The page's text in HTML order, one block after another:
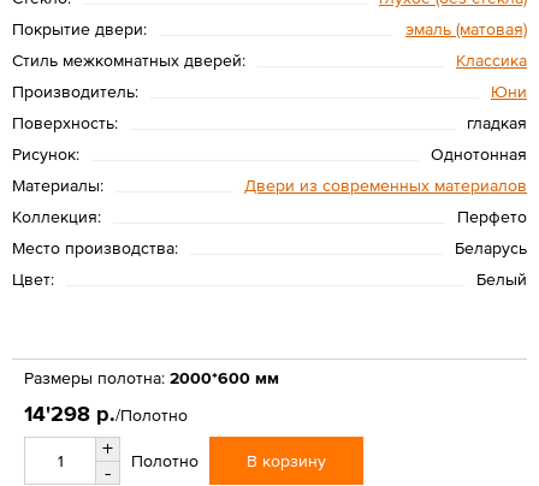
Покрытие двери:
эмаль (матовая)
Стиль межкомнатных дверей:
Классика
Производитель:
Юни
Поверхность:
гладкая
Рисунок:
Однотонная
Материалы:
Двери из современных материалов
Коллекция:
Перфето
Место производства:
Беларусь
Цвет:
Белый
Размеры полотна: 2000*600 мм
14'298 р./Полотно
+
-
Полотно В корзину